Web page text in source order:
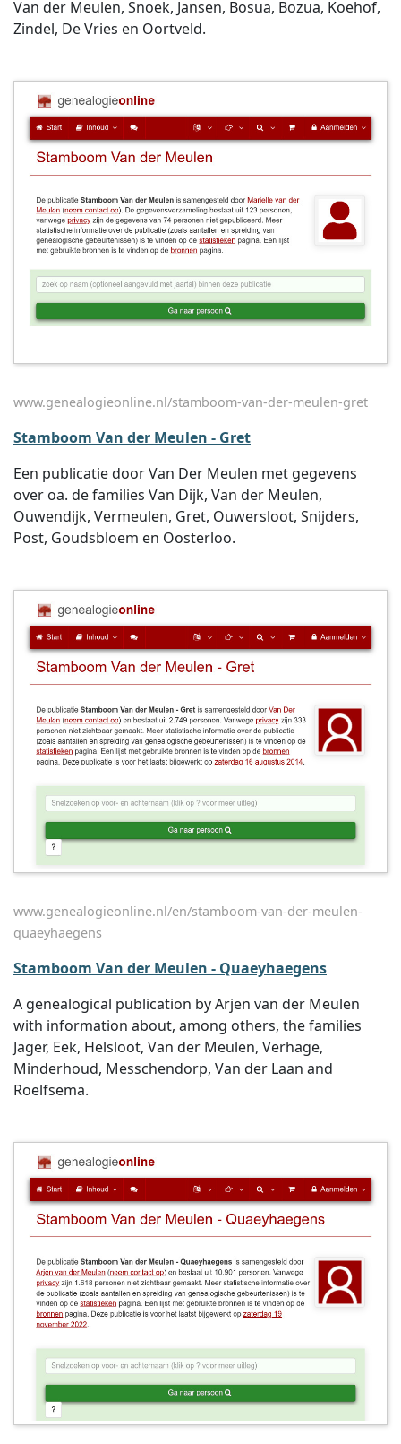
Van der Meulen, Snoek, Jansen, Bosua, Bozua, Koehof,
Zindel, De Vries en Oortveld.
www.genealogieonline.nl/stamboom-van-der-meulen-gret
Stamboom Van der Meulen - Gret
Een publicatie door Van Der Meulen met gegevens
over oa. de families Van Dijk, Van der Meulen,
Ouwendijk, Vermeulen, Gret, Ouwersloot, Snijders,
Post, Goudsbloem en Oosterloo.
www.genealogieonline.nl/en/stamboom-van-der-meulen-
quaeyhaegens
Stamboom Van der Meulen - Quaeyhaegens
A genealogical publication by Arjen van der Meulen
with information about, among others, the families
Jager, Eek, Helsloot, Van der Meulen, Verhage,
Minderhoud, Messchendorp, Van der Laan and
Roelfsema.